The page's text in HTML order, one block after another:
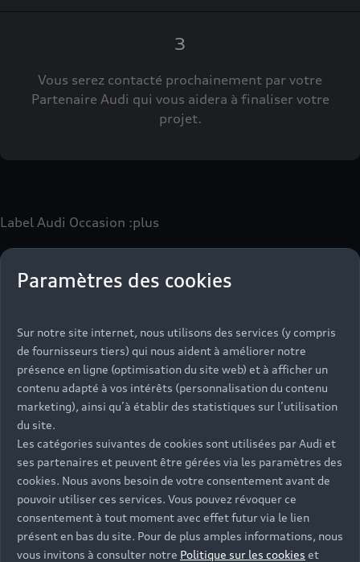
3
Vous serez contacté prochainement par votre
Partenaire Audi qui vous aidera à finaliser votre
projet.
Label Audi Occasion :plus
Le label Audi Occasion:plusvous permet d’acquérir un
véhicules neufs :
- Jusqu'à 130 points de contrôle spécifiques à chaque
motorisation
- Garantie jusqu’à 24 mois et kilométrage illimité
- Assistance 24/7 en France et en Europe
Découvrez également toutes nos offres d’entretien
partir de 19€/mois
Les réponses à vos
Paramètres des cookies
Sur notre site internet, nous utilisons des services (y compris
de fournisseurs tiers) qui nous aident à améliorer notre
présence en ligne (optimisation du site web) et à afficher un
contenu adapté à vos intérêts (personnalisation du contenu
marketing), ainsi qu’à établir des statistiques sur l’utilisation
du site.
Les catégories suivantes de cookies sont utilisées par Audi et
ses partenaires et peuvent être gérées via les paramètres des
cookies. Nous avons besoin de votre consentement avant de
pouvoir utiliser ces services. Vous pouvez révoquer ce
consentement à tout moment avec effet futur via le lien
présent en bas du site. Pour de plus amples informations, nous
vous invitons à consulter notre Politique sur les cookies et